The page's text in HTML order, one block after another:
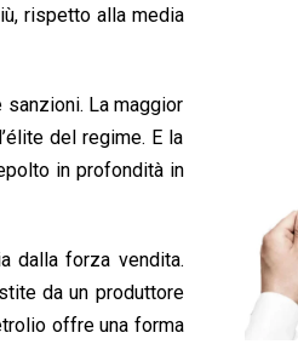
rispetto alla media
La maggior
del regime. E la
in profondità in
dalla forza vendita.
da un produttore
offre una forma